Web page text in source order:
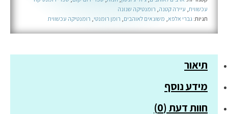
רע
-
ספר
בסדרת
עיר
עכשווית, עיירה קטנה, רומנטיקה שנונה
תגיות: גברי אלפא, משונאים לאוהבים, רומן רומנטי, רומנטיקה עכשווית
תיאור
מידע נוסף
חוות דעת (0)